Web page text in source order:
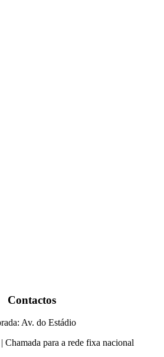
Contactos
Av. do Estádio
Chamada para a rede fixa nacional